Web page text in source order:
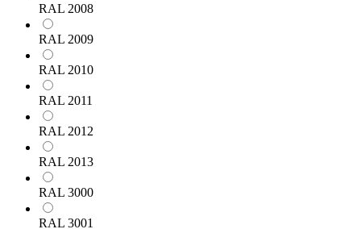
RAL 2008
RAL 2009
RAL 2010
RAL 2011
RAL 2012
RAL 2013
RAL 3000
RAL 3001